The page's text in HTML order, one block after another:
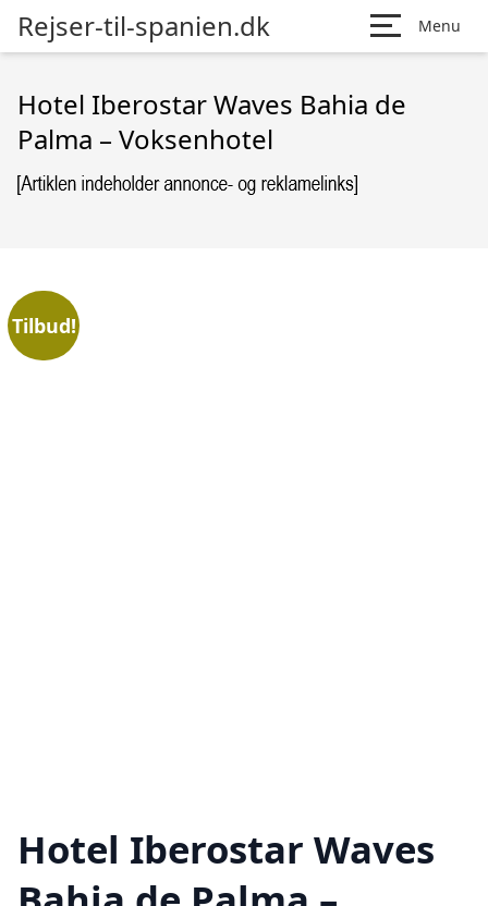
Rejser-til-spanien.dk Menu
Hotel Iberostar Waves Bahia de
Palma – Voksenhotel
Tilbud!
Hotel Iberostar Waves